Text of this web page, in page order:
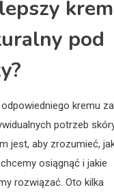
krem
pod
kremu
potrzeb
jest, aby zrozumieć,
osiągnąć i jakie
rozwiązać. Oto kilka